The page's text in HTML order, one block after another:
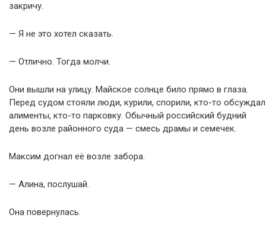
закричу.
— Я не это хотел сказать.
— Отлично. Тогда молчи.
Они вышли на улицу. Майское солнце било прямо в глаза.
Перед судом стояли люди, курили, спорили, кто-то обсуждал
алименты, кто-то парковку. Обычный российский будний
день возле районного суда — смесь драмы и семечек.
Максим догнал её возле забора.
— Алина, послушай.
Она повернулась.